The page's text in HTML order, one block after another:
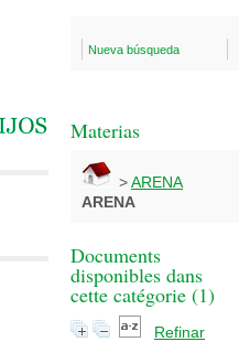
Nueva búsqueda
Materias
>ARENA
ARENA
Documents
disponibles dans
cette catégorie (1)
Refinar